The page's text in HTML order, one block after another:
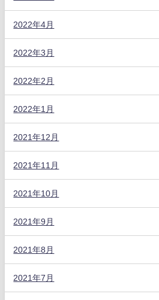
2022年4月
2022年3月
2022年2月
2022年1月
2021年12月
2021年11月
2021年10月
2021年9月
2021年8月
2021年7月